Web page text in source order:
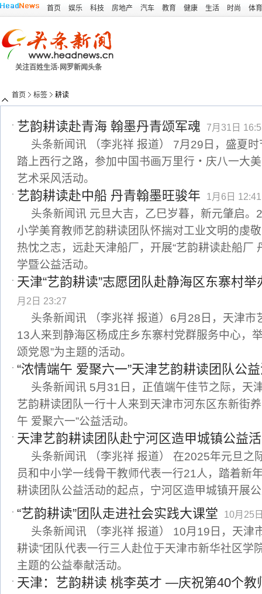
首页 娱乐 科技 房地产 汽车 教育 健康 生活 时尚 体育
关注百姓生活·网罗新闻头条
首页 标签 耕读
艺韵耕读赴青海 翰墨丹青颂军魂 7月31日
头条新闻讯 （李兆祥 报道） 7月29日，盛夏
踏上西行之路，参加中国书画万里行・庆八一大
艺术采风活动。
艺韵耕读赴中船 丹青翰墨旺骏年 1月6日 12:41
头条新闻讯 元旦大吉，乙巳岁暮，新元肇启。
小学美育教师艺韵耕读团队怀揣对工业文明的虔
热忱之志，远赴天津船厂，开展“艺韵耕读赴船厂
学暨公益活动。
天津“艺韵耕读”志愿团队赴静海区东寨村举
月2日 23:27
头条新闻讯 （李兆祥 报道）6月28日，天津市
13人来到静海区杨成庄乡东寨村党群服务中心，
颂党恩”为主题的活动。
“浓情端午 爱聚六一”天津艺韵耕读团队公
头条新闻讯 5月31日，正值端午佳节之际，天
艺韵耕读团队一行十人来到天津市河东区东新街
午 爱聚六一”公益活动。
天津艺韵耕读团队赴宁河区造甲城镇公益
头条新闻讯 （李兆祥 报道） 在2025年元旦之
员和中小学一线骨干教师代表一行21人，踏着新
耕读团队公益活动的起点，宁河区造甲城镇开展
“艺韵耕读”团队走进社会实践大课堂 10月25
头条新闻讯 （李兆祥 报道） 10月19日，天津
耕读”团队代表一行三人赴位于天津市新华社区学
主题的公益奉献活动。
天津：艺韵耕读 桃李英才 —庆祝第40个教